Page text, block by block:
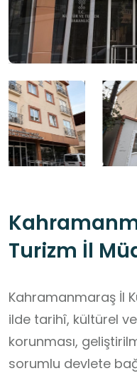
Turizm İl
Kahramanmaraş İl
ilde tarihî, kültürel
korunması,
sorumlu devlete